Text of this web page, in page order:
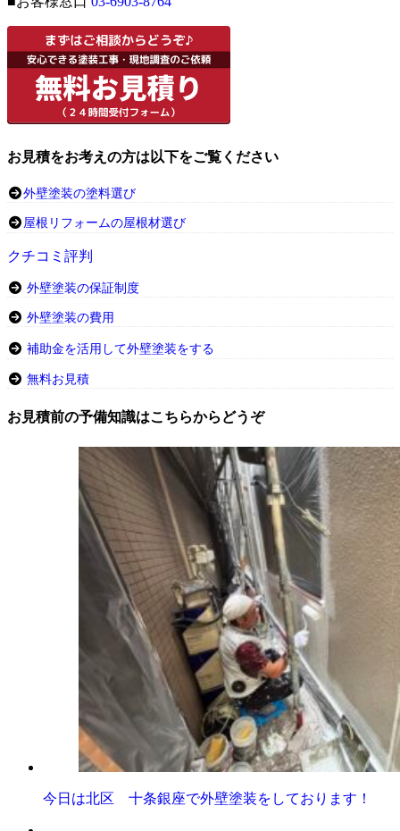
お見積をお考えの方は以下をご覧ください
外壁塗装の塗料選び
屋根リフォームの屋根材選び
クチコミ評判
外壁塗装の保証制度
外壁塗装の費用
補助金を活用して外壁塗装をする
無料お見積
お見積前の予備知識はこちらからどうぞ
今日は北区 十条銀座で外壁塗装をしております！